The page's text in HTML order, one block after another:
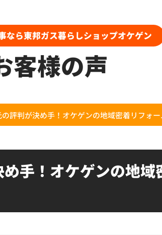
なら東邦ガス暮らしショップオケゲン
客様の声
の評判が決め手！オケゲンの地域密着リフォ
手！オケゲンの地域